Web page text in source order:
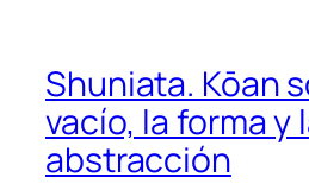
Shuniata. Kōan
vacío, la forma y
abstracción